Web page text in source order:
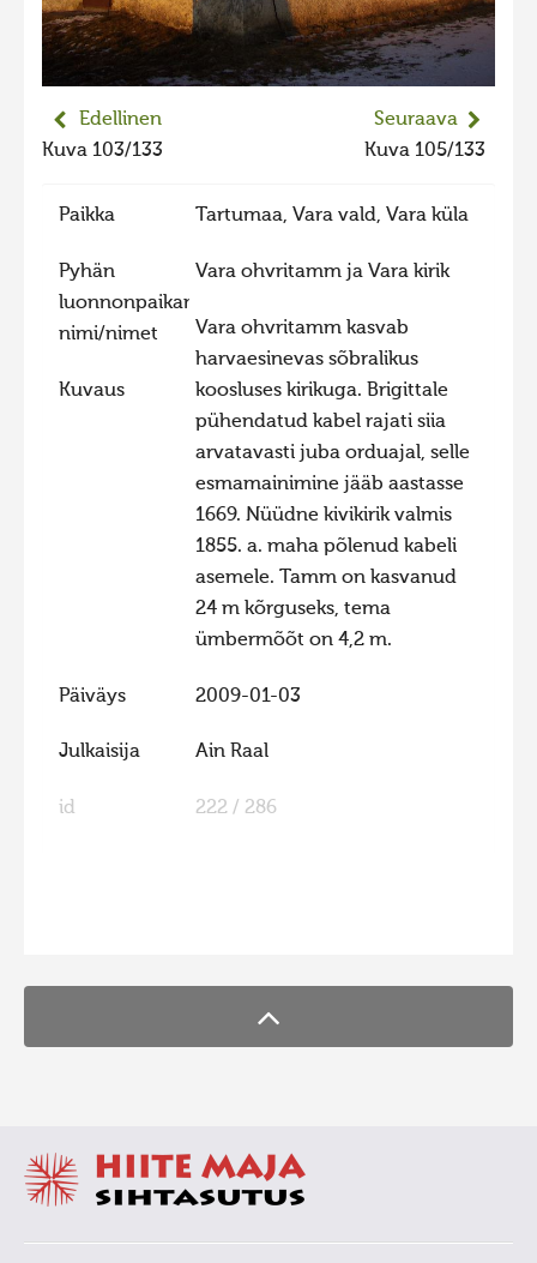
Liikkuvat kuvat 2020
Hiite kuvavõistlus 2019
Hiite kuvavõistlus 2015
Hiite kuvavõistlus 2014
Hiite kuvavõistlus 2013
Hiite kuvavõistlus 2012
Hiite kuvavõistlus 2011
Hiite kuvavõistlus 2010
Hiite kuvavõistlus 2008
Edellinen
Kuva 103/133
Seuraava
Kuva 105/133
Paikka Tartumaa, Vara vald, Vara küla
Pyhän
luonnonpaikan
nimi/nimet
Vara ohvritamm ja Vara kirik
Kuvaus
Vara ohvritamm kasvab
harvaesinevas sõbralikus
koosluses kirikuga. Brigittale
pühendatud kabel rajati siia
arvatavasti juba orduajal, selle
esmamainimine jääb aastasse
1669. Nüüdne kivikirik valmis
1855. a. maha põlenud kabeli
asemele. Tamm on kasvanud
24 m kõrguseks, tema
ümbermõõt on 4,2 m.
Päiväys 2009-01-03
Julkaisija Ain Raal
id 222 / 286